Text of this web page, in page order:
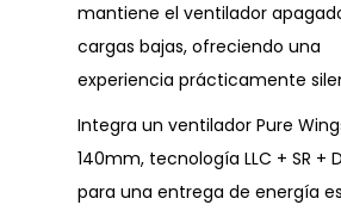
mantiene el ventilador
cargas bajas, ofreciendo una
experiencia prácticamente
Integra un ventilador Pure
140mm, tecnología LLC + SR +
para una entrega de energía